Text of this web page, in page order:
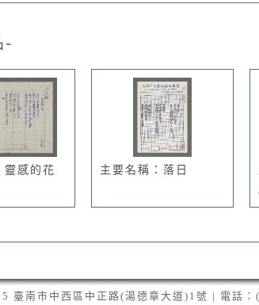
-
靈感的花
主要名稱：落日
臺南市中西區中正路(湯德章大道)1號 | 電話